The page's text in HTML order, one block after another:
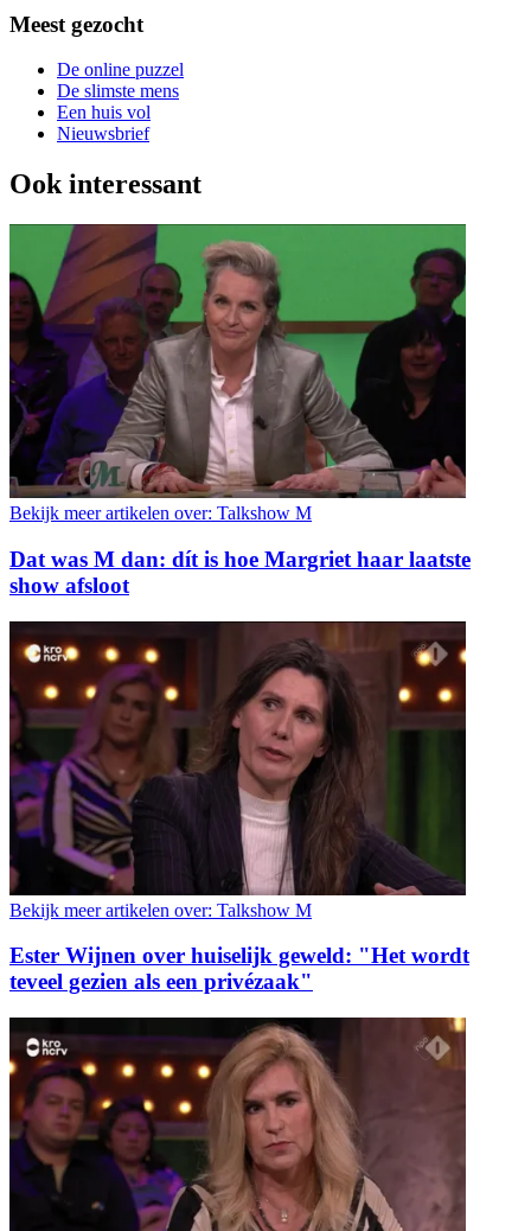
Meest gezocht
De online puzzel
De slimste mens
Een huis vol
Nieuwsbrief
Ook interessant
Bekijk meer artikelen over: Talkshow M
Dat was M dan: dít is hoe Margriet haar laatste
show afsloot
Bekijk meer artikelen over: Talkshow M
Ester Wijnen over huiselijk geweld: "Het wordt
teveel gezien als een privézaak"